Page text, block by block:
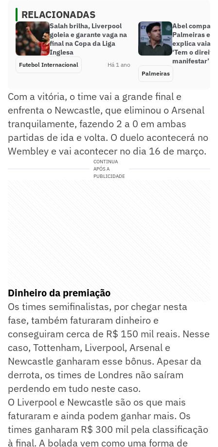
RELACIONADAS
Salah brilha, Liverpool
goleia e garante vaga na
final na Copa da Liga
Inglesa
Futebol Internacional Há 1 ano
Abel
Palmeiras e
explica vaias
‘Tem o direito
manifestar’
Palmeiras
Com a vitória, o time vai a grande final e
enfrenta o Newcastle, que eliminou o Arsenal
tranquilamente, fazendo 2 a 0 em ambas
partidas de ida e volta. O duelo acontecerá no
Wembley e vai acontecer no dia 16 de março.
CONTINUA
APÓS A
PUBLICIDADE
Dinheiro da premiação
Os times semifinalistas, por chegar nesta
fase, também faturaram dinheiro e
conseguiram cerca de R$ 150 mil reais. Nesse
caso, Tottenham, Liverpool, Arsenal e
Newcastle ganharam esse bônus. Apesar da
derrota, os times de Londres não saíram
perdendo em tudo neste caso.
O Liverpool e Newcastle são os que mais
faturaram e ainda podem ganhar mais. Os
times ganharam R$ 300 mil pela classificação
à final. A bolada vem como uma forma de